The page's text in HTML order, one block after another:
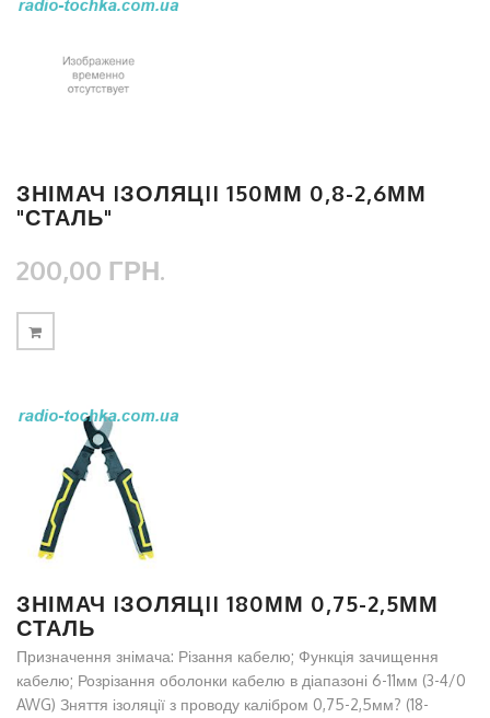
ЗНІМАЧ IЗОЛЯЦII 150ММ 0,8-2,6ММ
"СТАЛЬ"
200,00 ГРН.
ЗНІМАЧ IЗОЛЯЦII 180ММ 0,75-2,5ММ
СТАЛЬ
Призначення знімача: Різання кабелю; Функція зачищення
кабелю; Розрізання оболонки кабелю в діапазоні 6-11мм (3-4/0
AWG) Зняття ізоляції з проводу калібром 0,75-2,5мм? (18-